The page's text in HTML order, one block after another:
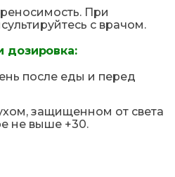
При
с врачом.
дозировка:
после еды и перед
защищенном от света
не выше +30.